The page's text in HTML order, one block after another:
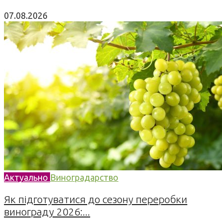
07.08.2026
Актуально Виноградарство
Як підготуватися до сезону переробки
винограду 2026:...